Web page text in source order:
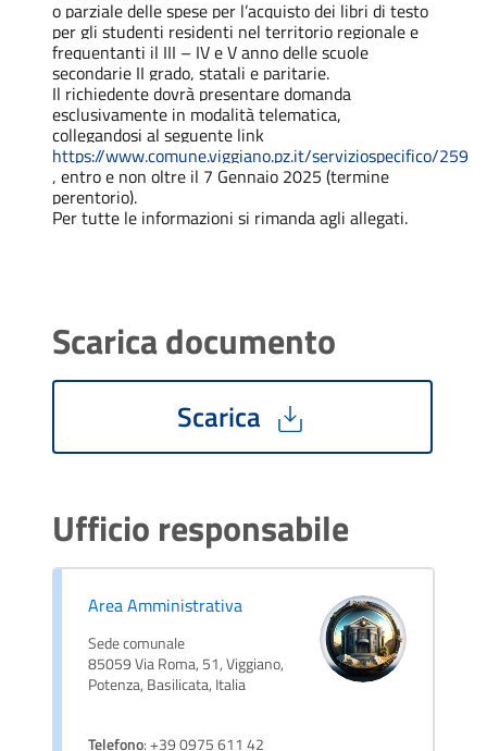
o parziale delle spese per l’acquisto dei libri di testo
per gli studenti residenti nel territorio regionale e
frequentanti il III – IV e V anno delle scuole
secondarie II grado, statali e paritarie.
Il richiedente dovrà presentare domanda
esclusivamente in modalità telematica,
collegandosi al seguente link
https://www.comune.viggiano.pz.it/serviziospecifico/259
, entro e non oltre il 7 Gennaio 2025 (termine
perentorio).
Per tutte le informazioni si rimanda agli allegati.
Scarica documento
Scarica
Ufficio responsabile
Area Amministrativa
Sede comunale
85059 Via Roma, 51, Viggiano,
Potenza, Basilicata, Italia
Telefono: +39 0975 611 42